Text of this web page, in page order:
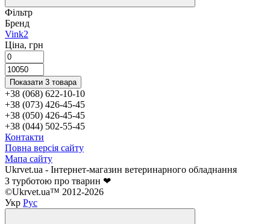
Фільтр
Бренд
Vink2
Ціна, грн
Показати 3 товара
+38 (068) 622-10-10
+38 (073) 426-45-45
+38 (050) 426-45-45
+38 (044) 502-55-45
Контакти
Повна версія сайту
Мапа сайту
Ukrvet.ua - Інтернет-магазин ветеринарного обладнання
З турботою про тварин ❤
©Ukrvet.ua™ 2012-2026
Укр Рус